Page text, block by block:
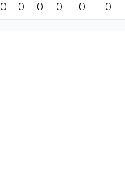
0 0 0 0 0 0